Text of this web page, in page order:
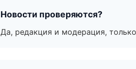
Новости проверяются?
Да, редакция и модерация,